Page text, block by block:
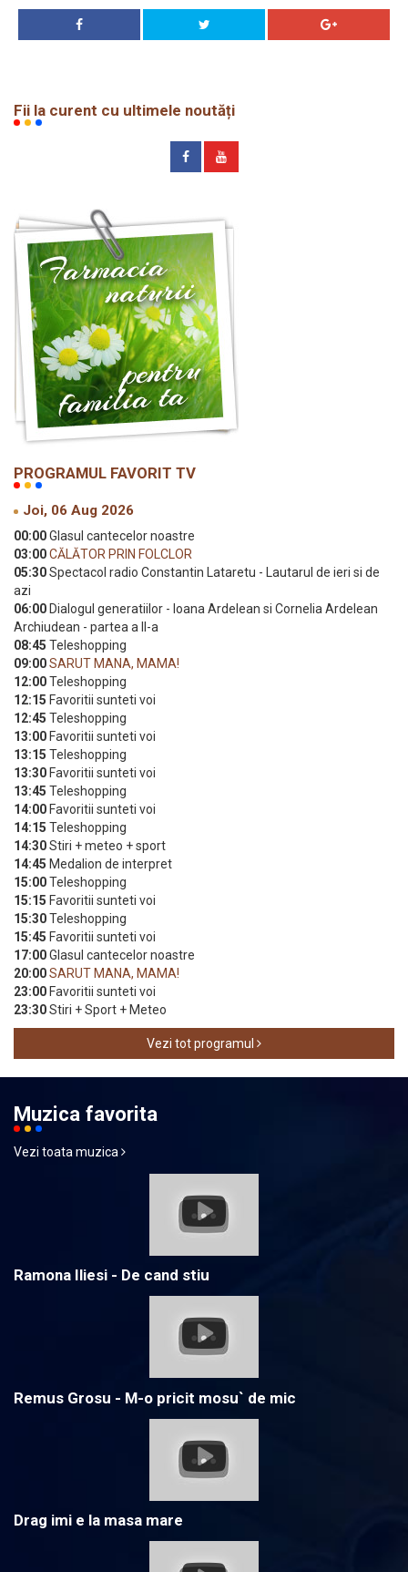
Fii la curent cu ultimele noutăți
PROGRAMUL FAVORIT TV
Joi, 06 Aug 2026
00:00Glasul cantecelor noastre
03:00CĂLĂTOR PRIN FOLCLOR
05:30Spectacol radio Constantin Lataretu - Lautarul de ieri si de
azi
06:00 Dialogul generatiilor - Ioana Ardelean si Cornelia Ardelean
Archiudean - partea a II-a
08:45 Teleshopping
09:00SARUT MANA, MAMA!
12:00Teleshopping
12:15 Favoritii sunteti voi
12:45 Teleshopping
13:00 Favoritii sunteti voi
13:15 Teleshopping
13:30 Favoritii sunteti voi
13:45 Teleshopping
14:00 Favoritii sunteti voi
14:15 Teleshopping
14:30Stiri + meteo + sport
14:45 Medalion de interpret
15:00Teleshopping
15:15 Favoritii sunteti voi
15:30Teleshopping
15:45 Favoritii sunteti voi
17:00Glasul cantecelor noastre
20:00SARUT MANA, MAMA!
23:00 Favoritii sunteti voi
23:30Stiri + Sport + Meteo
Vezi tot programul
Muzica favorita
Vezi toata muzica
Ramona Iliesi - De cand stiu
Remus Grosu - M-o pricit mosu` de mic
Drag imi e la masa mare